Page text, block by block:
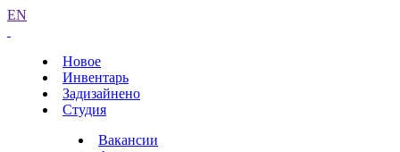
EN
Новое
Инвентарь
Задизайнено
Студия
Вакансии